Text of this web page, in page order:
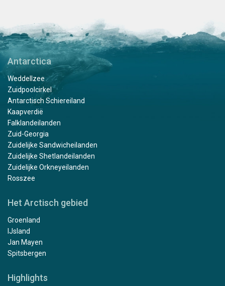
Antarctica
Weddellzee
Zuidpoolcirkel
Antarctisch Schiereiland
Kaapverdië
Falklandeilanden
Zuid-Georgia
Zuidelijke Sandwicheilanden
Zuidelijke Shetlandeilanden
Zuidelijke Orkneyeilanden
Rosszee
Het Arctisch gebied
Groenland
IJsland
Jan Mayen
Spitsbergen
Highlights